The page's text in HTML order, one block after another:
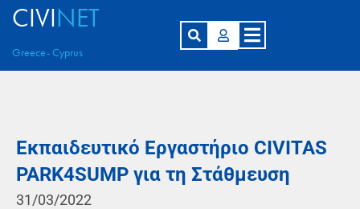
CIVINET
Greece- Cyprus
Εκπαιδευτικό Εργαστήριο CIVITAS
PARK4SUMP για τη Στάθμευση
31/03/2022